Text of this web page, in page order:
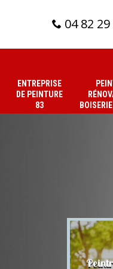
04 82
ENTREPRISE
DE PEINTURE
83